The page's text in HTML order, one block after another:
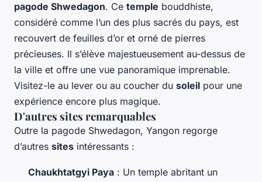
pagode Shwedagon. Ce temple bouddhiste,
considéré comme l’un des plus sacrés du pays, est
recouvert de feuilles d’or et orné de pierres
précieuses. Il s’élève majestueusement au-dessus de
la ville et offre une vue panoramique imprenable.
Visitez-le au lever ou au coucher du soleil pour une
expérience encore plus magique.
D'autres sites remarquables
Outre la pagode Shwedagon, Yangon regorge
d’autres sites intéressants :
Chaukhtatgyi Paya : Un temple abritant un